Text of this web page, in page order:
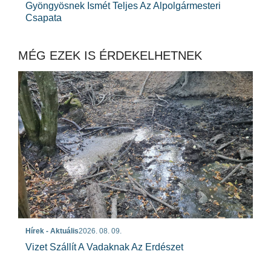
Gyöngyösnek Ismét Teljes Az Alpolgármesteri
Csapata
MÉG EZEK IS ÉRDEKELHETNEK
Hírek - Aktuális2026. 08. 09.
Vizet Szállít A Vadaknak Az Erdészet